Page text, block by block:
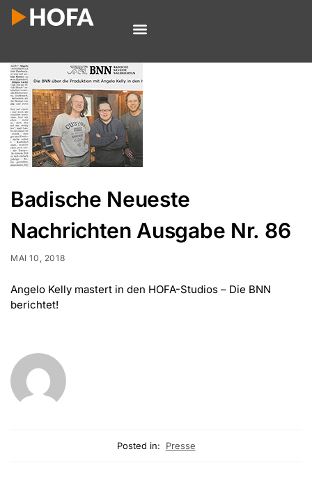
Badische Neueste
Nachrichten Ausgabe Nr. 86
MAI 10, 2018
Angelo Kelly mastert in den HOFA-Studios – Die BNN
berichtet!
Posted in: Presse